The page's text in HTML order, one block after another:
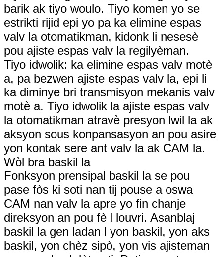
barik ak tiyo woulo. Tiyo komen yo se
estrikti rijid epi yo pa ka elimine espas
valv la otomatikman, kidonk li nesesè
pou ajiste espas valv la regilyèman.
Tiyo idwolik: ka elimine espas valv motè
a, pa bezwen ajiste espas valv la, epi li
ka diminye bri transmisyon mekanis valv
motè a. Tiyo idwolik la ajiste espas valv
la otomatikman atravè presyon lwil la ak
aksyon sous konpansasyon an pou asire
yon kontak sere ant valv la ak CAM la.
Wòl bra baskil la
Fonksyon prensipal baskil la se pou
pase fòs ki soti nan tij pouse a oswa
CAM nan valv la apre yo fin chanje
direksyon an pou fè l louvri. Asanblaj
baskil la gen ladan l yon baskil, yon aks
baskil, yon chèz sipò, yon vis ajisteman